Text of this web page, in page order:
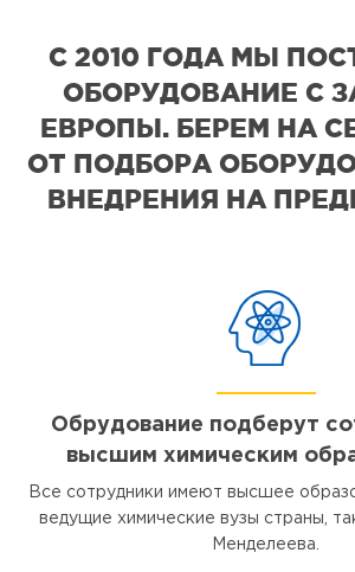
С 2010 ГОДА МЫ
ОБОРУДОВАНИЕ С
ЕВРОПЫ. БЕРЕМ НА
ОТ ПОДБОРА
ВНЕДРЕНИЯ НА
Обрудование подберут
высшим химическим
Все сотрудники имеют высшее
ведущие химические вузы страны,
Менделеева.